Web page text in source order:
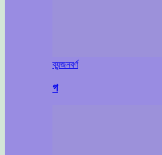
ব্যন্জনবর্ণ
গ